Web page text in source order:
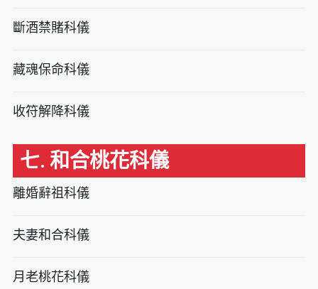
斷酒禁賭科儀
藏魂保命科儀
收符解降科儀
七. 和合桃花科儀
離婚辭祖科儀
夫妻和合科儀
月老桃花科儀